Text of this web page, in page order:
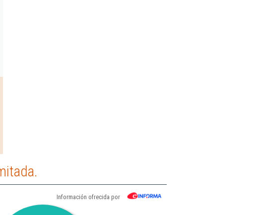
Información ofrecida por